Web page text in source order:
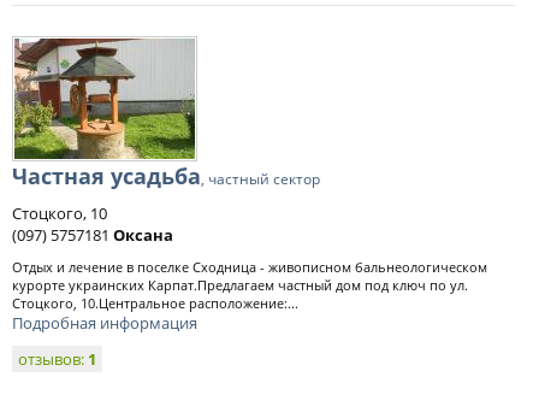
Частная усадьба, частный сектор
Стоцкого, 10
(097) 5757181 Оксана
Отдых и лечение в поселке Сходница - живописном бальнеологическом
курорте украинских Карпат.Предлагаем частный дом под ключ по ул.
Стоцкого, 10.Центральное расположение:...
Подробная информация
отзывов: 1